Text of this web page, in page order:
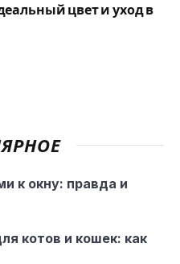
цвет и уход в
к окну: правда и
котов и кошек: как